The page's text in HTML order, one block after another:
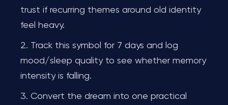
trust if recurring themes around old identity
feel heavy.
Track this symbol for 7 days and log
mood/sleep quality to see whether memory
intensity is falling.
Convert the dream into one practical